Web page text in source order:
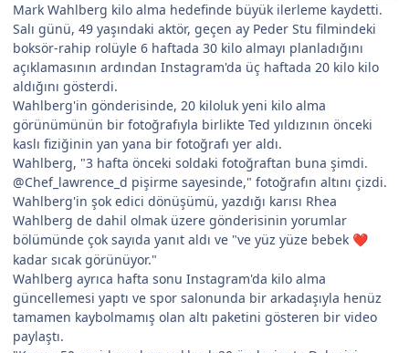
Mark Wahlberg kilo alma hedefinde büyük ilerleme kaydetti.
Salı günü, 49 yaşındaki aktör, geçen ay Peder Stu filmindeki
boksör-rahip rolüyle 6 haftada 30 kilo almayı planladığını
açıklamasının ardından Instagram'da üç haftada 20 kilo kilo
aldığını gösterdi.
Wahlberg'in gönderisinde, 20 kiloluk yeni kilo alma
görünümünün bir fotoğrafıyla birlikte Ted yıldızının önceki
kaslı fiziğinin yan yana bir fotoğrafı yer aldı.
Wahlberg, "3 hafta önceki soldaki fotoğraftan buna şimdi.
@Chef_lawrence_d pişirme sayesinde," fotoğrafın altını çizdi.
Wahlberg'in şok edici dönüşümü, yazdığı karısı Rhea
Wahlberg de dahil olmak üzere gönderisinin yorumlar
bölümünde çok sayıda yanıt aldı ve "ve yüz yüze bebek ❤️
kadar sıcak görünüyor."
Wahlberg ayrıca hafta sonu Instagram'da kilo alma
güncellemesi yaptı ve spor salonunda bir arkadaşıyla henüz
tamamen kaybolmamış olan altı paketini gösteren bir video
paylaştı.